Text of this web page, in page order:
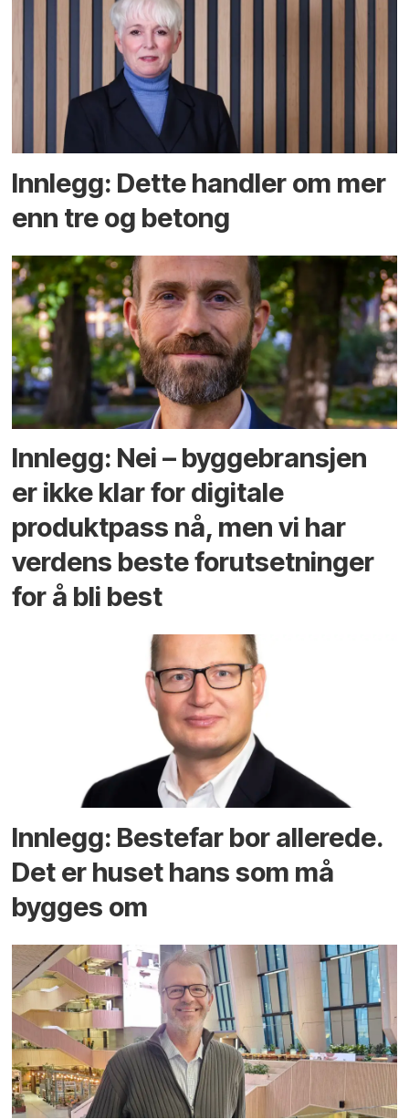
Innlegg: Dette handler om mer
enn tre og betong
Innlegg: Nei – byggebransjen
er ikke klar for digitale
produktpass nå, men vi har
verdens beste forutsetninger
for å bli best
Innlegg: Bestefar bor allerede.
Det er huset hans som må
bygges om